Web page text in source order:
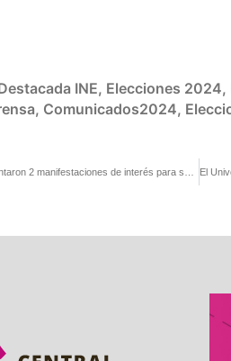
INE, Elecciones 2024,
, Comunicados2024,